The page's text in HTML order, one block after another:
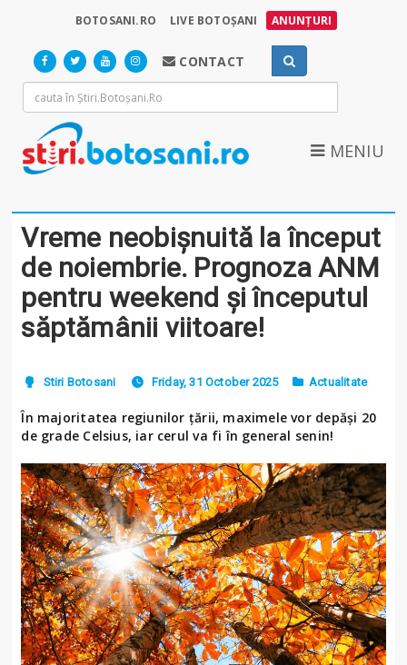
BOTOSANI.RO LIVE BOTOȘANI ANUNȚURI
CONTACT
MENIU
Vreme neobișnuită la început
de noiembrie. Prognoza ANM
pentru weekend și începutul
săptămânii viitoare!
Stiri Botosani Friday, 31 October 2025 Actualitate
În majoritatea regiunilor țării, maximele vor depăși 20
de grade Celsius, iar cerul va fi în general senin!